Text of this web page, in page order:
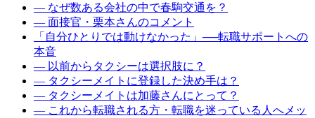
― なぜ数ある会社の中で春駒交通を？
― 面接官・栗本さんのコメント
「自分ひとりでは動けなかった」──転職サポートへの
本音
― 以前からタクシーは選択肢に？
― タクシーメイトに登録した決め手は？
― タクシーメイトは加藤さんにとって？
― これから転職される方・転職を迷っている人へメッ